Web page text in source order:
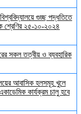
গুচ্ছ পদ্ধতিতে
শ্রেণির ২৫-১০-২০২৪
সকল তত্বীয় ও ব্যবহারিক
আবাসিক হলসমূহ খুলে
কার্যক্রম চালু হবে